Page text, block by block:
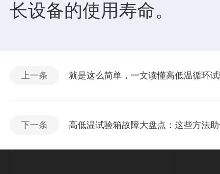
长设备的使用寿命。
上一条 就是这么简单，一文读懂高低温循环
下一条 高低温试验箱故障大盘点：这些方法